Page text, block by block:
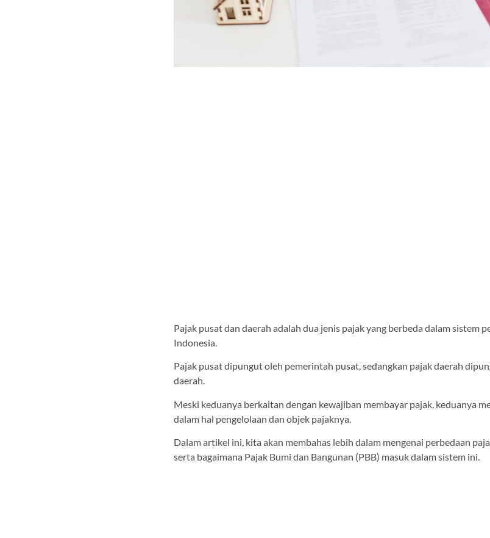
Pajak pusat dan daerah adalah dua jenis pajak yang berbeda dalam sistem
Indonesia.
Pajak pusat dipungut oleh pemerintah pusat, sedangkan pajak daerah
daerah.
Meski keduanya berkaitan dengan kewajiban membayar pajak, keduanya
dalam hal pengelolaan dan objek pajaknya.
Dalam artikel ini, kita akan membahas lebih dalam mengenai perbedaan
serta bagaimana Pajak Bumi dan Bangunan (PBB) masuk dalam sistem ini.